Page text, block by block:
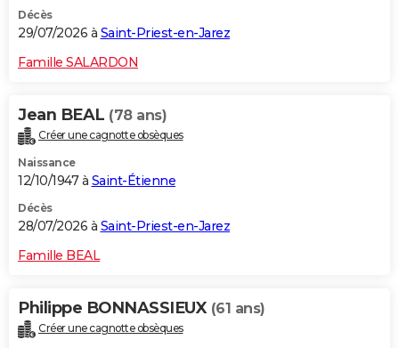
Décès
29/07/2026 à Saint-Priest-en-Jarez
Famille SALARDON
Jean BEAL (78 ans)
Créer une cagnotte obsèques
Naissance
12/10/1947 à Saint-Étienne
Décès
28/07/2026 à Saint-Priest-en-Jarez
Famille BEAL
Philippe BONNASSIEUX (61 ans)
Créer une cagnotte obsèques